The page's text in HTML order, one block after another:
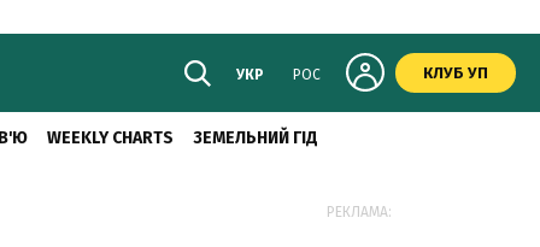
УКР РОС КЛУБ УП
WEEKLY CHARTS ЗЕМЕЛЬНИЙ ГІД
РЕКЛАМА: